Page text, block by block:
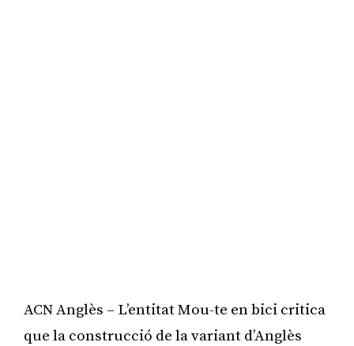
ACN Anglès – L’entitat Mou-te en bici critica
que la construcció de la variant d’Anglès